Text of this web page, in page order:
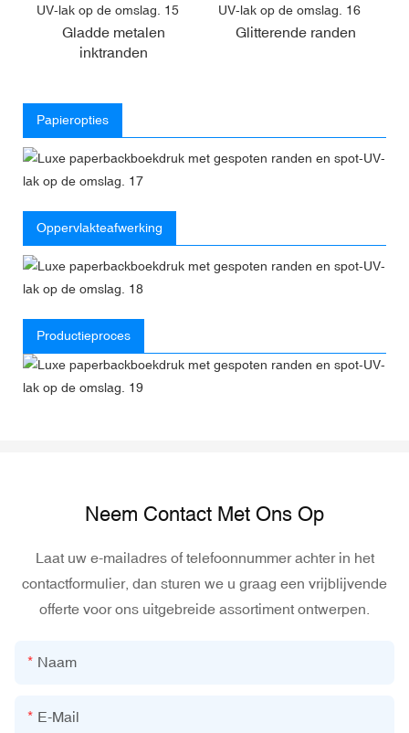
Gladde metalen
inktranden
Glitterende randen
Papieropties
Oppervlakteafwerking
Productieproces
Neem Contact Met Ons Op
Laat uw e-mailadres of telefoonnummer achter in het
contactformulier, dan sturen we u graag een vrijblijvende
offerte voor ons uitgebreide assortiment ontwerpen.
Naam
E-Mail